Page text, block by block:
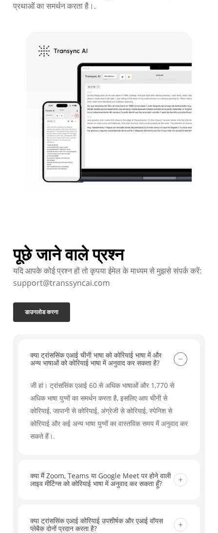
प्रथाओं का समर्थन करता है।.
पूछे जाने वाले प्रश्न
यदि आपके कोई प्रश्न हों तो कृपया ईमेल के माध्यम से मुझसे संपर्क करें:
support@transsyncai.com
डाउनलोड करना
क्या ट्रांससिंक एआई चीनी भाषा को कोरियाई भाषा में और
अन्य भाषाओं को कोरियाई भाषा में अनुवाद कर सकता है?
जी हां। ट्रांससिंक एआई 60 से अधिक भाषाओं और 1,770 से
अधिक भाषा युग्मों का समर्थन करता है, इसलिए आप चीनी से
कोरियाई, जापानी से कोरियाई, अंग्रेजी से कोरियाई, स्पेनिश से
कोरियाई और कई अन्य भाषा युग्मों का वास्तविक समय में अनुवाद कर
सकते हैं।.
क्या मैं Zoom, Teams या Google Meet पर होने वाली
लाइव मीटिंग्स को कोरियाई भाषा में अनुवाद कर सकता हूँ?
अन्य प्रमुख मीटिंग टूल्स के साथ काम करता है, जिससे आपको
क्या ट्रांससिंक एआई कोरियाई उपशीर्षक और एआई वॉयस
प्लेबैक दोनों प्रदान करता है?